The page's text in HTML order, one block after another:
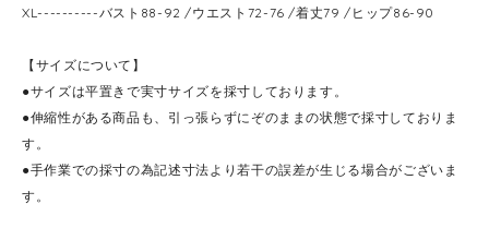
XL----------バスト88-92 /ウエスト72-76 /着丈79 /ヒップ86-90
【サイズについて】
●サイズは平置きで実寸サイズを採寸しております。
●伸縮性がある商品も、引っ張らずにぞのままの状態で採寸しておりま
す。
●手作業での採寸の為記述寸法より若干の誤差が生じる場合がございま
す。